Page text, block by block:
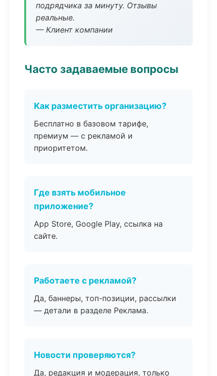
подрядчика за минуту. Отзывы
реальные.
— Клиент компании
Часто задаваемые вопросы
Как разместить организацию?
Бесплатно в базовом тарифе,
премиум — с рекламой и
приоритетом.
Где взять мобильное
приложение?
App Store, Google Play, ссылка на
сайте.
Работаете с рекламой?
Да, баннеры, топ-позиции, рассылки
— детали в разделе Реклама.
Новости проверяются?
Да, редакция и модерация, только